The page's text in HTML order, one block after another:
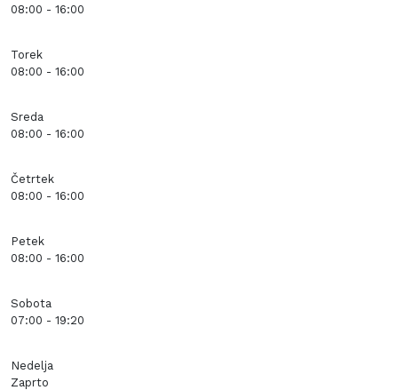
08:00 - 16:00
Torek
08:00 - 16:00
Sreda
08:00 - 16:00
Četrtek
08:00 - 16:00
Petek
08:00 - 16:00
Sobota
07:00 - 19:20
Nedelja
Zaprto